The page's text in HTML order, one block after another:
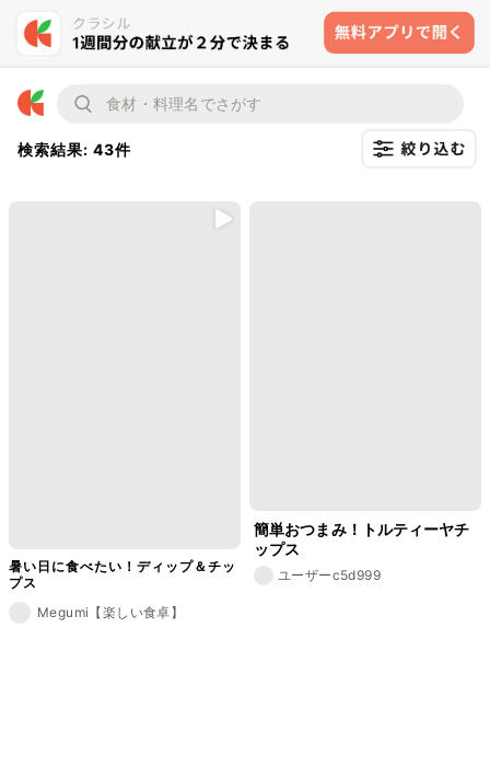
検索結果: 43件
暑い日に食べたい！ディップ＆チッ
プス
Megumi【楽しい食卓】
簡単おつまみ！トルティーヤチ
ップス
ユーザーc5d999